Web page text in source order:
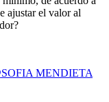
ajustar el valor al
MENDIETA